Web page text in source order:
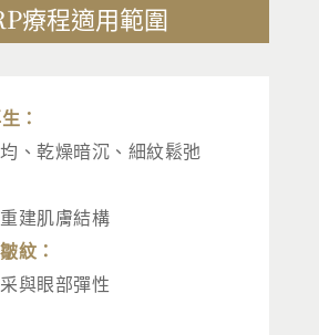
療程適用範圍
：
、乾燥暗沉、細紋鬆弛
建肌膚結構
紋：
與眼部彈性